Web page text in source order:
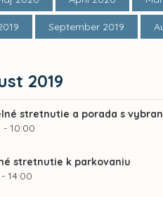
September 2019
2019
stretnutie a porada s
10:00
stretnutie k parkovaniu
14:00